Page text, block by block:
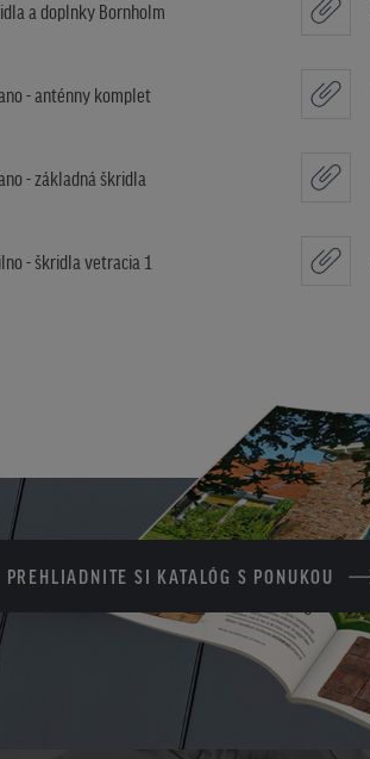
a doplnky Bornholm
- anténny komplet
- základná škridla
- škridla vetracia 1
PREHLIADNITE SI KATALÓG S PONUKOU